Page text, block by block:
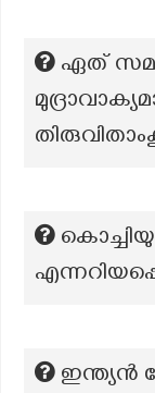
ഏത്
ഇന്ത്യൻ